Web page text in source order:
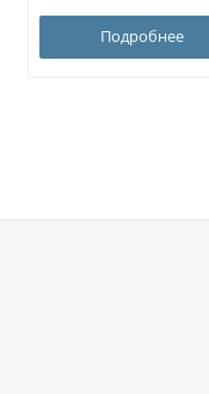
Подробнее